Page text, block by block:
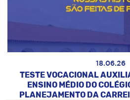
18.06.26
TESTE VOCACIONAL
ENSINO MÉDIO DO
PLANEJAMENTO DA